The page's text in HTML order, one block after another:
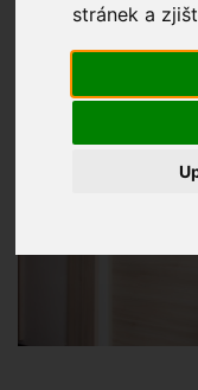
stránek a